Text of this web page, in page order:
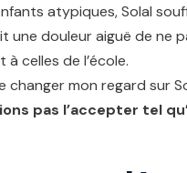
atypiques, Solal
une douleur aiguë de ne
celles de l’école.
changer mon regard sur
pas l’accepter tel